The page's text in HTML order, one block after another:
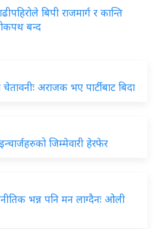
बिपी राजमार्ग र कान्ति
बन्द
अराजक भए पार्टीबाट बिदा
जिम्मेवारी हेरफेर
भन्न पनि मन लाग्दैनः ओली